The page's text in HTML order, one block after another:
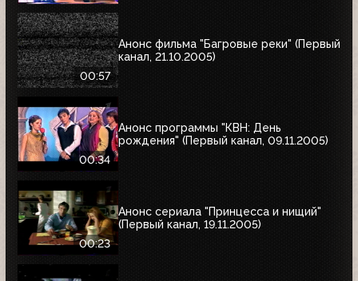
00:57
Анонс фильма "Багровые реки" (Первый
канал, 21.10.2005)
00:34
Анонс программы "КВН: День
рождения" (Первый канал, 09.11.2005)
00:23
Анонс сериала "Принцесса и нищий"
(Первый канал, 19.11.2005)